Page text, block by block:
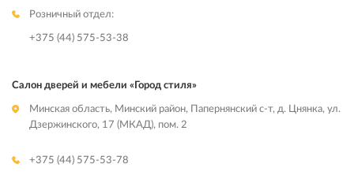
Розничный отдел:
+375 (44) 575-53-38
Салон дверей и мебели «Город стиля»
Минская область, Минский район, Папернянский с-т, д. Цнянка, ул.
Дзержинского, 17 (МКАД), пом. 2
+375 (44) 575-53-78